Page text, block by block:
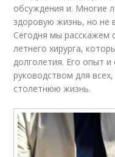
обсуждения и. Многие
здоровую жизнь, но не
Сегодня мы расскажем
летнего хирурга,
долголетия. Его опыт
руководством для
столетнюю жизнь.